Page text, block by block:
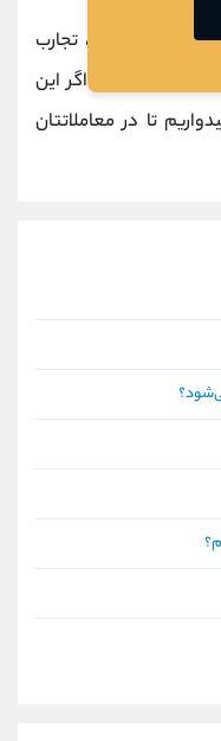
پرتفوی خود، تجارب
می‌شویم اگر این
تا در معاملاتتان